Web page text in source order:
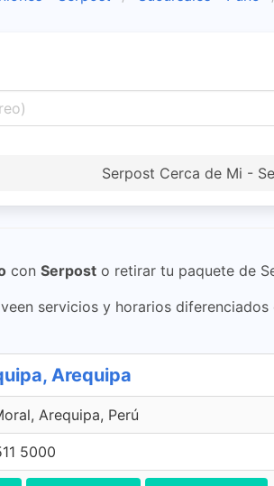
Serpost Cerca de Mi -
con Serpost o retirar tu paquete de
servicios y horarios diferenciados
Arequipa
Arequipa, Perú
5000